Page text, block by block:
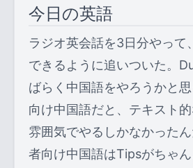
今日の英語
ラジオ英会話を3日分やって
できるように追いついた。
ばらく中国語をやろうかと
向け中国語だと、テキスト
雰囲気でやるしかなかった
者向け中国語はTipsがちゃ